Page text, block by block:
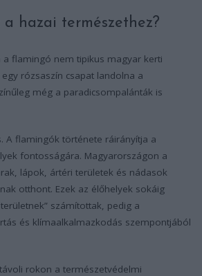
hazai természethez?
a flamingó nem tipikus magyar kerti
rózsaszín csapat landolna a
még a paradicsompalánták is
A flamingók története ráirányítja a
fontosságára. Magyarországon a
lápok, ártéri területek és nádasok
otthont. Ezek az élőhelyek sokáig
számítottak, pedig a
és klímaalkalmazkodás szempontjából
rokon a természetvédelmi